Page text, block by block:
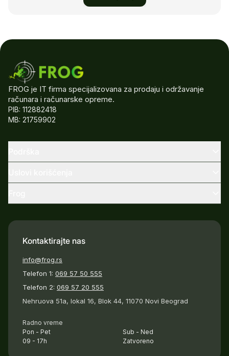
FROG je IT firma specijalizovana za prodaju i održavanje
računara i računarske opreme.
PIB: 112882418
MB: 21759902
Kontaktirajte nas
info@frog.rs
Telefon 1: 069 57 50 555
Telefon 2: 069 57 20 555
Nehruova 51a, lokal 16, Blok 44, 11070 Novi Beograd
Radno vreme
Pon - Pet
09 - 17h
Sub - Ned
Zatvoreno